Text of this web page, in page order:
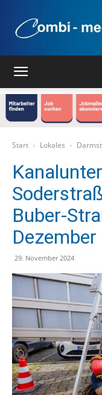
Start Lokales
Buber-
Dezember
29. November 2024